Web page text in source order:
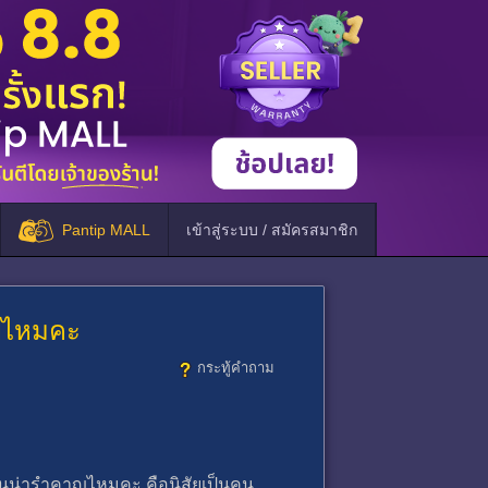
Pantip MALL เข้าสู่ระบบ / สมัครสมาชิก
หมคะ
กระทู้คำถาม
น่ารำคาญไหมคะ คือนิสัยเป็นคน